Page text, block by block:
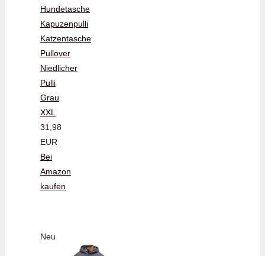
Hundetasche
Kapuzenpulli
Katzentasche
Pullover
Niedlicher
Pulli
Grau
XXL
31,98
EUR
Bei
Amazon
kaufen
Neu